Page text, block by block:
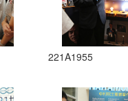
221A1955